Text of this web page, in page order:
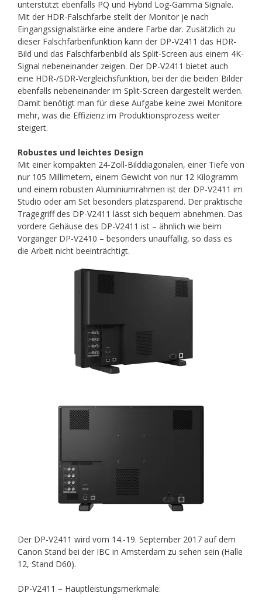
unterstützt ebenfalls PQ und Hybrid Log-Gamma Signale.
Mit der HDR-Falschfarbe stellt der Monitor je nach
Eingangssignalstärke eine andere Farbe dar. Zusätzlich zu
dieser Falschfarbenfunktion kann der DP-V2411 das HDR-
Bild und das Falschfarbenbild als Split-Screen aus einem 4K-
Signal nebeneinander zeigen. Der DP-V2411 bietet auch
eine HDR-/SDR-Vergleichsfunktion, bei der die beiden Bilder
ebenfalls nebeneinander im Split-Screen dargestellt werden.
Damit benötigt man für diese Aufgabe keine zwei Monitore
mehr, was die Effizienz im Produktionsprozess weiter
steigert.
Robustes und leichtes Design
Mit einer kompakten 24-Zoll-Bilddiagonalen, einer Tiefe von
nur 105 Millimetern, einem Gewicht von nur 12 Kilogramm
und einem robusten Aluminiumrahmen ist der DP-V2411 im
Studio oder am Set besonders platzsparend. Der praktische
Tragegriff des DP-V2411 lässt sich bequem abnehmen. Das
vordere Gehäuse des DP-V2411 ist – ähnlich wie beim
Vorgänger DP-V2410 – besonders unauffällig, so dass es
die Arbeit nicht beeinträchtigt.
Der DP-V2411 wird vom 14.-19. September 2017 auf dem
Canon Stand bei der IBC in Amsterdam zu sehen sein (Halle
12, Stand D60).
DP-V2411 – Hauptleistungsmerkmale: